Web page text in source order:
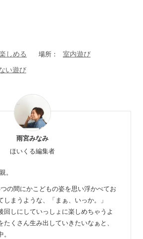
しめる 場所： 室内遊び
い遊び
雨宮みなみ
ほいくる編集者
。
の間にかこどもの姿を思い浮かべてお
しまうような、「まぁ、いっか。」
回しにしていっしょに楽しめちゃうよ
たくさん生み出していきたいなぁと、